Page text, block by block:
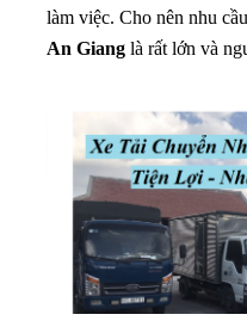
làm việc. Cho nên nhu cầu
An Giang là rất lớn và